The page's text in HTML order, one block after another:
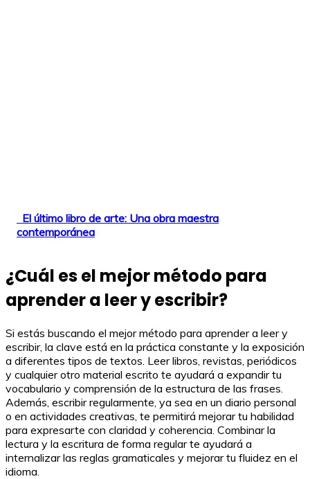
El último libro de arte: Una obra maestra
contemporánea
¿Cuál es el mejor método para
aprender a leer y escribir?
Si estás buscando el mejor método para aprender a leer y
escribir, la clave está en la práctica constante y la exposición
a diferentes tipos de textos. Leer libros, revistas, periódicos
y cualquier otro material escrito te ayudará a expandir tu
vocabulario y comprensión de la estructura de las frases.
Además, escribir regularmente, ya sea en un diario personal
o en actividades creativas, te permitirá mejorar tu habilidad
para expresarte con claridad y coherencia. Combinar la
lectura y la escritura de forma regular te ayudará a
internalizar las reglas gramaticales y mejorar tu fluidez en el
idioma.